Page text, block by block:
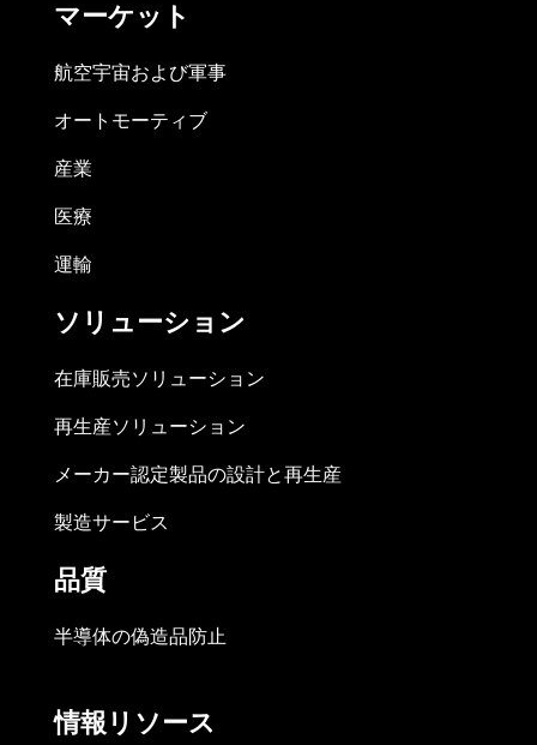
マーケット
航空宇宙および軍事
オートモーティブ
産業
医療
運輸
ソリューション
在庫販売ソリューション
再生産ソリューション
メーカー認定製品の設計と再生産
製造サービス
品質
半導体の偽造品防止
情報リソース